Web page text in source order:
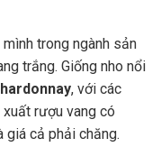
trong ngành sản
trắng. Giống nho nổi
, với các
xuất rượu vang có
giá cả phải chăng.